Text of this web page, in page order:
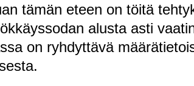
tämän eteen on töitä
alusta asti
on ryhdyttävä